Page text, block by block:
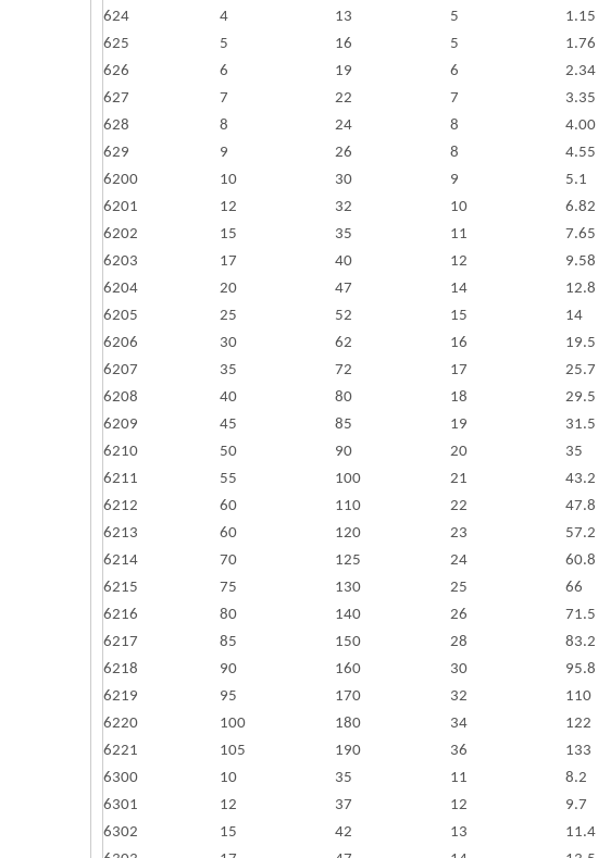
624
4 13 5 1.15
625
5 16 5 1.76
626
6 19 6 2.34
627
7 22 7 3.35
628
8 24 8 4.00
629
9 26 8 4.55
6200
10 30 9 5.1
6201
12 32 10 6.82
6202
15 35 11 7.65
6203
17 40 12 9.58
6204
20 47 14 12.8
6205
25 52 15 14
6206
30 62 16 19.5
6207
35 72 17 25.7
6208
40 80 18 29.5
6209
45 85 19 31.5
6210
50 90 20 35
6211
55 100 21 43.2
6212
60 110 22 47.8
6213
60 120 23 57.2
6214
70 125 24 60.8
6215
75 130 25 66
6216
80 140 26 71.5
6217
85 150 28 83.2
6218
90 160 30 95.8
6219
95 170 32 110
6220
100 180 34 122
6221
105 190 36 133
6300
10 35 11 8.2
6301
12 37 12 9.7
6302
15 42 13 11.4